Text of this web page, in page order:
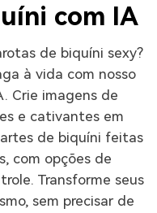
com IA
de biquíni sexy?
à vida com nosso
Crie imagens de
e cativantes em
de biquíni feitas
com opções de
Transforme seus
sem precisar de